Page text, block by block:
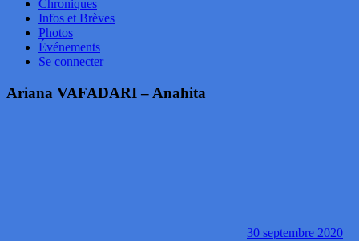
Chroniques
Infos et Brèves
Photos
Événements
Se connecter
Ariana VAFADARI – Anahita
30 septembre 2020